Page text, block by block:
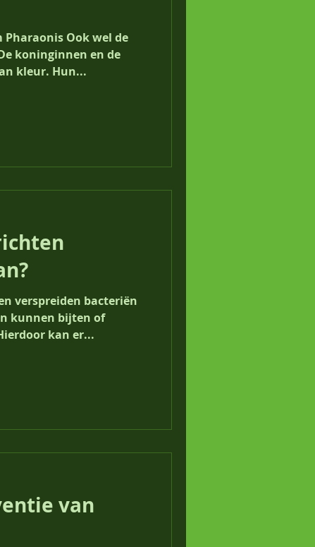
Ook wel de
koninginnen en de
kleur. Hun...
verspreiden bacteriën
kunnen bijten of
kan er...
van